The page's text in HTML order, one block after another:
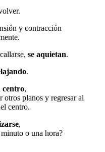
y contracción
se aquietan.
.
centro,
otros planos y regresar al
centro.
,
o una hora?